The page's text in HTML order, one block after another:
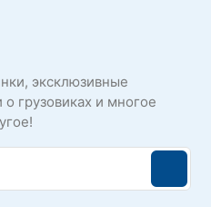
эксклюзивные
грузовиках и многое